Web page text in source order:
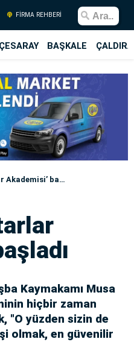
FİRMA REHBERİ
BAŞKALE
başladı
Kaymakamı Musa
hiçbir zaman
"O yüzden sizin de
olmak, en güvenilir